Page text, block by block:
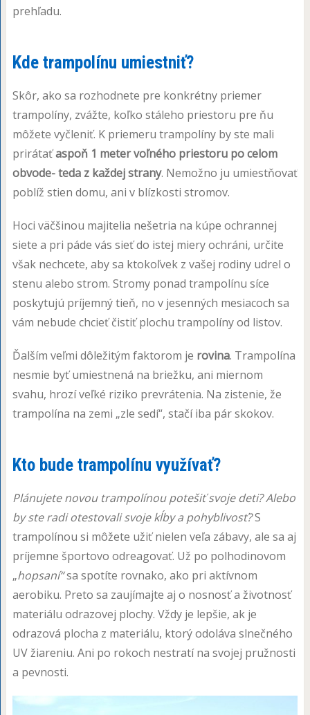
prehľadu.
Kde trampolínu umiestniť?
Skôr, ako sa rozhodnete pre konkrétny priemer
trampolíny, zvážte, koľko stáleho priestoru pre ňu
môžete vyčleniť. K priemeru trampolíny by ste mali
prirátaťaspoň 1 meter voľného priestoru po celom
obvode- teda z každej strany. Nemožno ju umiestňovať
poblíž stien domu, ani v blízkosti stromov.
Hoci väčšinou majitelia nešetria na kúpe ochrannej
siete a pri páde vás sieť do istej miery ochráni, určite
však nechcete, aby sa ktokoľvek z vašej rodiny udrel o
stenu alebo strom. Stromy ponad trampolínu síce
poskytujú príjemný tieň, no v jesenných mesiacoch sa
vám nebude chcieť čistiť plochu trampolíny od listov.
Ďalším veľmi dôležitým faktorom je rovina. Trampolína
nesmie byť umiestnená na briežku, ani miernom
svahu, hrozí veľké riziko prevrátenia. Na zistenie, že
trampolína na zemi „zle sedí“, stačí iba pár skokov.
Kto bude trampolínu využívať?
Plánujete novou trampolínou potešiť svoje deti? Alebo
by ste radi otestovali svoje kĺby a pohyblivosť?S
trampolínou si môžete užiť nielen veľa zábavy, ale sa aj
príjemne športovo odreagovať. Už po polhodinovom
„hopsaní“sa spotíte rovnako, ako pri aktívnom
aerobiku. Preto sa zaujímajte aj o nosnosť a životnosť
materiálu odrazovej plochy. Vždy je lepšie, ak je
odrazová plocha z materiálu, ktorý odoláva slnečného
UV žiareniu. Ani po rokoch nestratí na svojej pružnosti
a pevnosti.